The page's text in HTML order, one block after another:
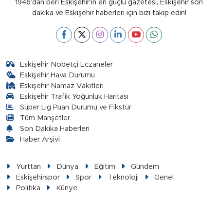
1946’dan beri Eskişehir’in en güçlü gazetesi, Eskişehir son
dakika ve Eskişehir haberleri için bizi takip edin!
Eskişehir Nöbetçi Eczaneler
Eskişehir Hava Durumu
Eskişehir Namaz Vakitleri
Eskişehir Trafik Yoğunluk Haritası
Süper Lig Puan Durumu ve Fikstür
Tüm Manşetler
Son Dakika Haberleri
Haber Arşivi
Yurttan Dünya Eğitim
Gündem
Eskişehirspor
Spor Teknoloji
Genel
Politika
Künye